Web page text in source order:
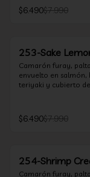
$6.490$7.990
253-Sake
Camarón furay,
envuelto en salmón,
teriyaki y cubierto
$6.490$7.990
254-Shrimp
Camarón furay,